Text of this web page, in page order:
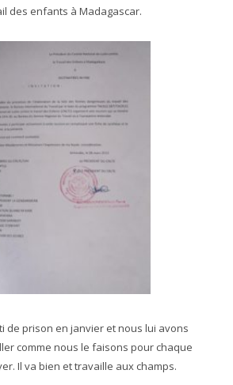
des enfants à Madagascar.
de prison en janvier et nous lui avons
comme nous le faisons pour chaque
Il va bien et travaille aux champs.